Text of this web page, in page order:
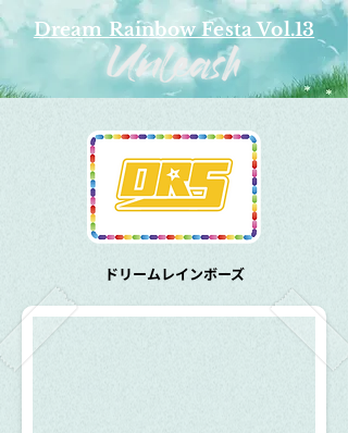
Dream Rainbow Festa Vol.13
​ドリームレインボーズ